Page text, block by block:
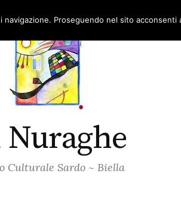
Nuraghe
Culturale Sardo ~ Biella
Proseguendo nel sito acconsenti